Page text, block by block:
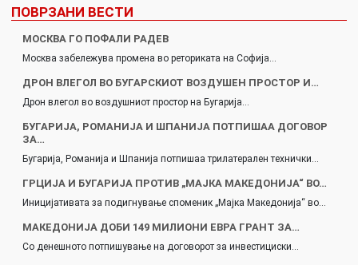
ПОВРЗАНИ ВЕСТИ
МОСКВА ГО ПОФАЛИ РАДЕВ
Москва забележува промена во реториката на Софија…
ДРОН ВЛЕГОЛ ВО БУГАРСКИОТ ВОЗДУШЕН ПРОСТОР И…
Дрон влегол во воздушниот простор на Бугарија…
БУГАРИЈА, РОМАНИЈА И ШПАНИЈА ПОТПИШАА ДОГОВОР
ЗА…
Бугарија, Романија и Шпанија потпишаа трилатерален технички…
ГРЦИЈА И БУГАРИЈA ПРОТИВ „МАЈКА МАКЕДОНИЈА“ ВО…
Иницијативата за подигнување споменик „Мајка Македонија“ во…
МАКЕДОНИЈА ДОБИ 149 МИЛИОНИ ЕВРА ГРАНТ ЗА…
Со денешното потпишување на договорот за инвестициски…